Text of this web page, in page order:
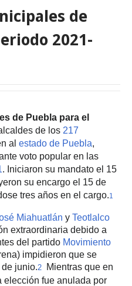
de
2021-
de Puebla para el
de los 217
al estado de Puebla,
voto popular en las
. Iniciaron su mandato el 15
su encargo el 15 de
tres años en el cargo.1
Miahuatlán y Teotlalco
extraordinaria debido a
del partido Movimiento
impidieron que se
junio.2
Mientras que en
elección fue anulada por